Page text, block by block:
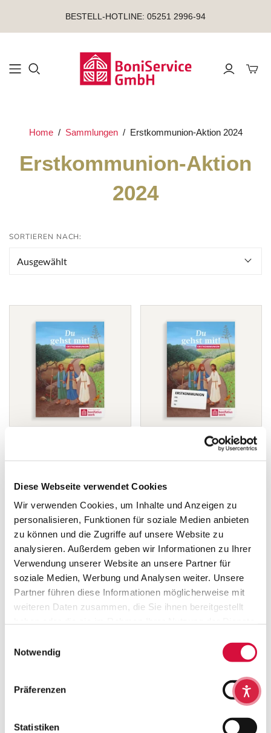
Diese Webseite verwendet Cookies
Wir verwenden Cookies, um Inhalte und Anzeigen zu
personalisieren, Funktionen für soziale Medien anbieten
zu können und die Zugriffe auf unsere Website zu
analysieren. Außerdem geben wir Informationen zu Ihrer
Verwendung unserer Website an unsere Partner für
soziale Medien, Werbung und Analysen weiter. Unsere
Partner führen diese Informationen möglicherweise mit
weiteren Daten zusammen, die Sie ihnen bereitgestellt
Cookies, wenn Sie unsere Webseite weiterhin nutzen.
Notwendig
Präferenzen
Statistiken
BESTELL-HOTLINE: 05251 2996-94
Mini-
Home / Sammlungen / Erstkommunion-Aktion 2024
Erstkommunion-Aktion
2024
SORTIEREN NACH:
ERSTKOMMUNION:
VERANSTALTUNGSPLAKAT:
Du gehst mit!
€0,00
Begleiter 2024